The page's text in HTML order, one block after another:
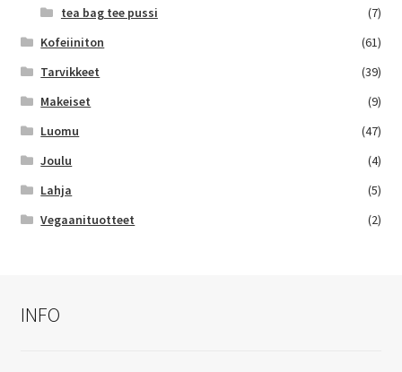
tea bag tee pussi
(7)
Kofeiiniton
(61)
Tarvikkeet
(39)
Makeiset
(9)
Luomu
(47)
Joulu
(4)
Lahja
(5)
Vegaanituotteet
(2)
INFO